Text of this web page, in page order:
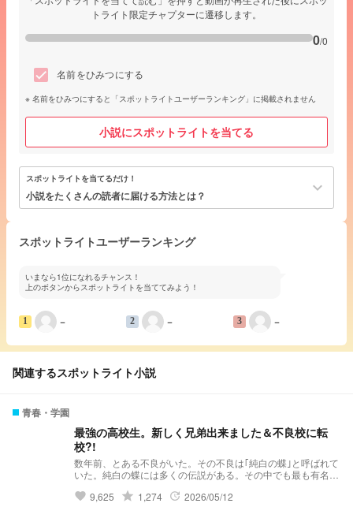
トライト限定チャプターに遷移します。
0/0
名前をひみつにする
名前をひみつにすると「スポットライトユーザーランキング」に掲載されません
小説にスポットライトを当てる
スポットライトを当てるだけ！
小説をたくさんの読者に届ける方法とは？ keyboard_arrow_down
スポットライトユーザーランキング
いまなら1位になれるチャンス！
上のボタンからスポットライトを当ててみよう！
1 − 2 − 3 −
関連するスポットライト小説
青春・学園
最強の高校生。新しく兄弟出来ました＆不良校に転
校?!
数年前、とある不良がいた。その不良は｢純白の蝶｣と呼ばれて
いた。純白の蝶には多くの伝説がある。その中でも最も有名な
良グループを1人で潰したという伝説だ。 そんな伝説を持って
favorite 9,625 grade 1,274 update 2026/05/12